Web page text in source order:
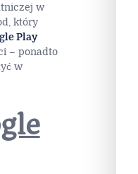
w
który
Play
– ponadto
w